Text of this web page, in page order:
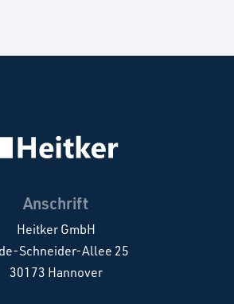
Anschrift
Heitker GmbH
Schneider-Allee 25
30173 Hannover